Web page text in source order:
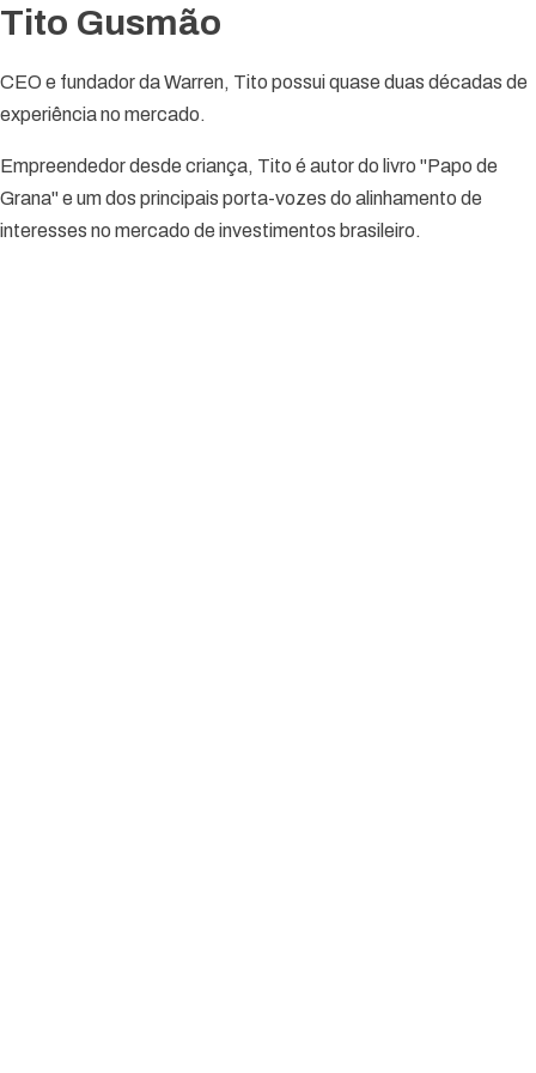
Tito Gusmão
CEO e fundador da Warren, Tito possui quase duas décadas de
experiência no mercado.
Empreendedor desde criança, Tito é autor do livro "Papo de
Grana" e um dos principais porta-vozes do alinhamento de
interesses no mercado de investimentos brasileiro.